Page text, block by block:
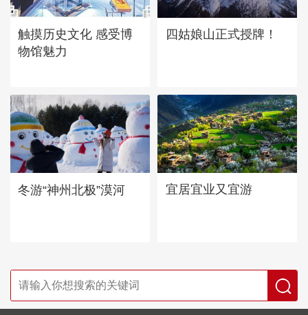
触摸历史文化 感受博
物馆魅力
四姑娘山正式授牌！
冬游“神州北极”漠河 宜居宜业又宜游